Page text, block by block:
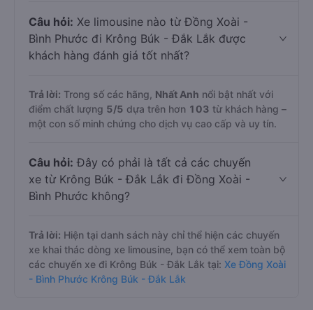
Câu hỏi: Xe limousine nào từ Đồng Xoài -
Bình Phước đi Krông Búk - Đắk Lắk được
khách hàng đánh giá tốt nhất?
Trả lời: Trong số các hãng, Nhất Anh nổi bật nhất với
điểm chất lượng 5/5 dựa trên hơn 103 từ khách hàng –
một con số minh chứng cho dịch vụ cao cấp và uy tín.
Câu hỏi: Đây có phải là tất cả các chuyến
xe từ Krông Búk - Đắk Lắk đi Đồng Xoài -
Bình Phước không?
Trả lời: Hiện tại danh sách này chỉ thể hiện các chuyến
xe khai thác dòng xe limousine, bạn có thể xem toàn bộ
các chuyến xe đi Krông Búk - Đắk Lắk tại: Xe Đồng Xoài
- Bình Phước Krông Búk - Đắk Lắk